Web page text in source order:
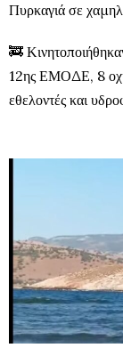
Πυρκαγιά σε
🚒
12ης ΕΜΟΔΕ, 8
εθελοντές και